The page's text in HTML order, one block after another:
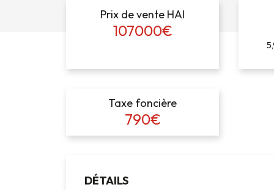
Prix de vente HAI
107000€
Taxe foncière
790€
DÉTAILS